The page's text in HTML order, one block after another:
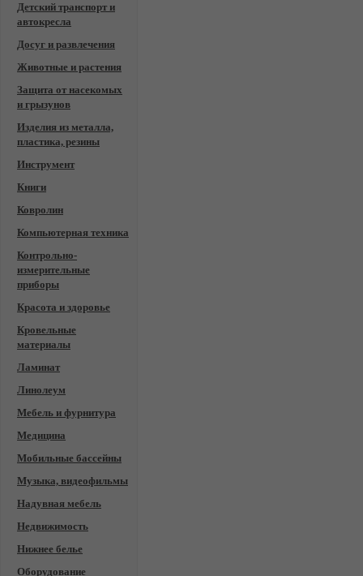
Детский транспорт и
автокресла
Досуг и развлечения
Животные и растения
Защита от насекомых
и грызунов
Изделия из металла,
пластика, резины
Инструмент
Книги
Ковролин
Компьютерная техника
Контрольно-
измерительные
приборы
Красота и здоровье
Кровельные
материалы
Ламинат
Линолеум
Мебель и фурнитура
Медицина
Мобильные бассейны
Музыка, видеофильмы
Надувная мебель
Недвижимость
Нижнее белье
Оборудование